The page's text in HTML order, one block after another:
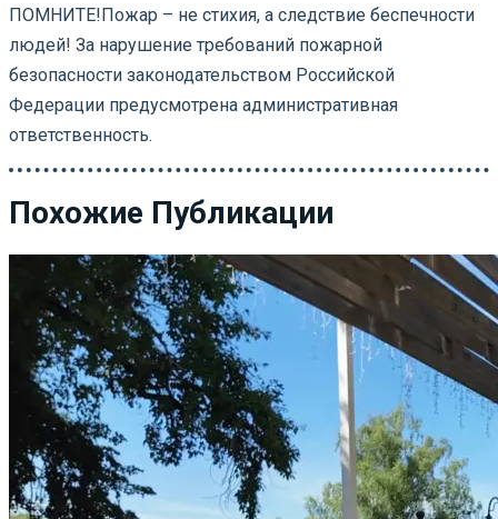
ПОМНИТЕ!Пожар – не стихия, а следствие беспечности
людей! За нарушение требований пожарной
безопасности законодательством Российской
Федерации предусмотрена административная
ответственность.
Похожие Публикации